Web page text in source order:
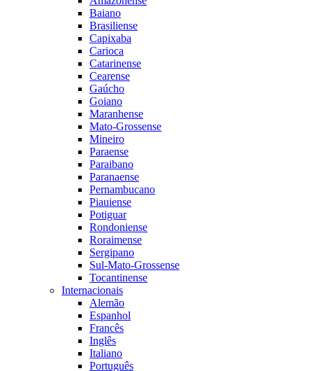
Baiano
Brasiliense
Capixaba
Carioca
Catarinense
Cearense
Gaúcho
Goiano
Maranhense
Mato-Grossense
Mineiro
Paraense
Paraibano
Paranaense
Pernambucano
Piauiense
Potiguar
Rondoniense
Roraimense
Sergipano
Sul-Mato-Grossense
Tocantinense
Internacionais
Alemão
Espanhol
Francês
Inglês
Italiano
Português